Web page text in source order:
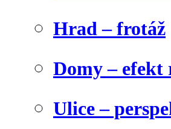
Hrad – frotáž
Domy – efekt
Ulice –